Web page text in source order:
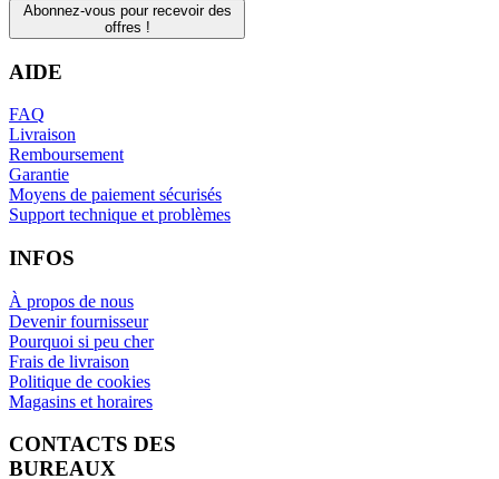
Abonnez-vous pour recevoir des
offres !
AIDE
FAQ
Livraison
Remboursement
Garantie
Moyens de paiement sécurisés
Support technique et problèmes
INFOS
À propos de nous
Devenir fournisseur
Pourquoi si peu cher
Frais de livraison
Politique de cookies
Magasins et horaires
CONTACTS DES
BUREAUX